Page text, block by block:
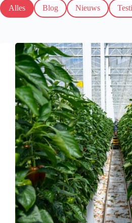
Alles Blog Nieuws